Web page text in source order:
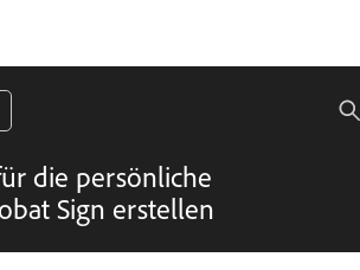
die persönliche
Sign erstellen